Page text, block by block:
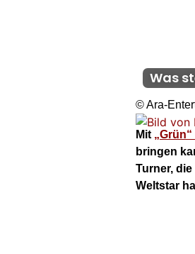
Was
© Ara-
Mit
bringen
Turner,
Weltstar